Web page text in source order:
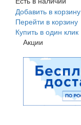
Добавить в корзину
Перейти в корзину
Купить в один клик
Акции